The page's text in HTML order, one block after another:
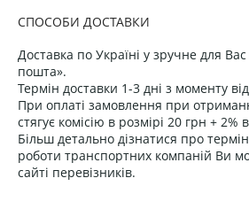
СПОСОБИ ДОСТАВКИ
Доставка по Україні у зручне для
пошта».
Термін доставки 1-3 дні з моменту
При оплаті замовлення при
стягує комісію в розмірі 20 грн + 2%
Більш детально дізнатися про
роботи транспортних компаній Ви
сайті перевізників.